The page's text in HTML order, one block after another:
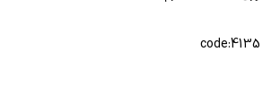
code:4135